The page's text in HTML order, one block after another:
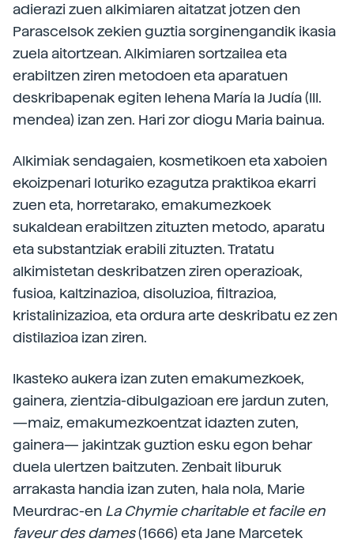
adierazi zuen alkimiaren aitatzat jotzen den
Parascelsok zekien guztia sorginengandik ikasia
zuela aitortzean. Alkimiaren sortzailea eta
erabiltzen ziren metodoen eta aparatuen
deskribapenak egiten lehena María la Judía (III.
mendea) izan zen. Hari zor diogu Maria bainua.
Alkimiak sendagaien, kosmetikoen eta xaboien
ekoizpenari loturiko ezagutza praktikoa ekarri
zuen eta, horretarako, emakumezkoek
sukaldean erabiltzen zituzten metodo, aparatu
eta substantziak erabili zituzten. Tratatu
alkimistetan deskribatzen ziren operazioak,
fusioa, kaltzinazioa, disoluzioa, filtrazioa,
kristalinizazioa, eta ordura arte deskribatu ez zen
distilazioa izan ziren.
Ikasteko aukera izan zuten emakumezkoek,
gainera, zientzia-dibulgazioan ere jardun zuten,
—maiz, emakumezkoentzat idazten zuten,
gainera— jakintzak guztion esku egon behar
duela ulertzen baitzuten. Zenbait liburuk
arrakasta handia izan zuten, hala nola, Marie
Meurdrac-en La Chymie charitable et facile en
faveur des dames(1666) eta Jane Marcetek